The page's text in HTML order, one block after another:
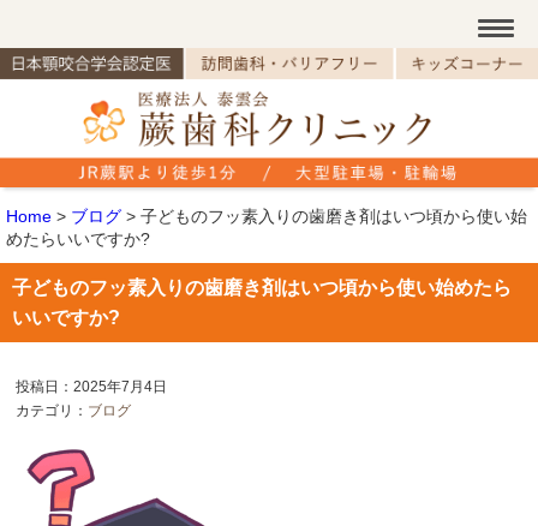
Home > ブログ > 子どものフッ素入りの歯磨き剤はいつ頃から使い始
めたらいいですか?
子どものフッ素入りの歯磨き剤はいつ頃から使い始めたら
いいですか?
投稿日：2025年7月4日
カテゴリ： ブログ